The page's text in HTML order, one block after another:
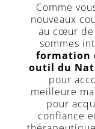
Comme
nouveaux
au cœur de
sommes
formation
outil du
pour
meilleure
pour
confiance